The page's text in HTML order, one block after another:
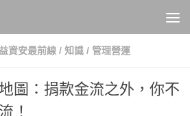
資安最前線 / 知識 / 管理營運
圖：捐款金流之外，你不
！